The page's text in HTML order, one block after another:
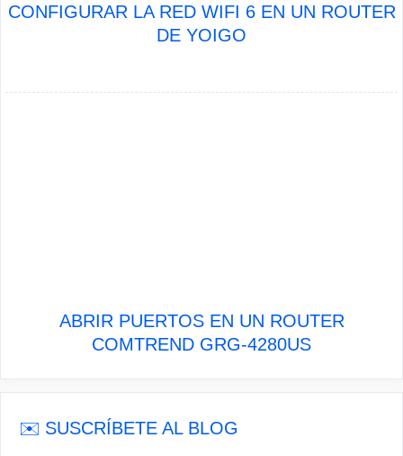
CONFIGURAR LA RED WIFI 6 EN UN ROUTER
DE YOIGO
ABRIR PUERTOS EN UN ROUTER
COMTREND GRG-4280US
✉️ SUSCRÍBETE AL BLOG